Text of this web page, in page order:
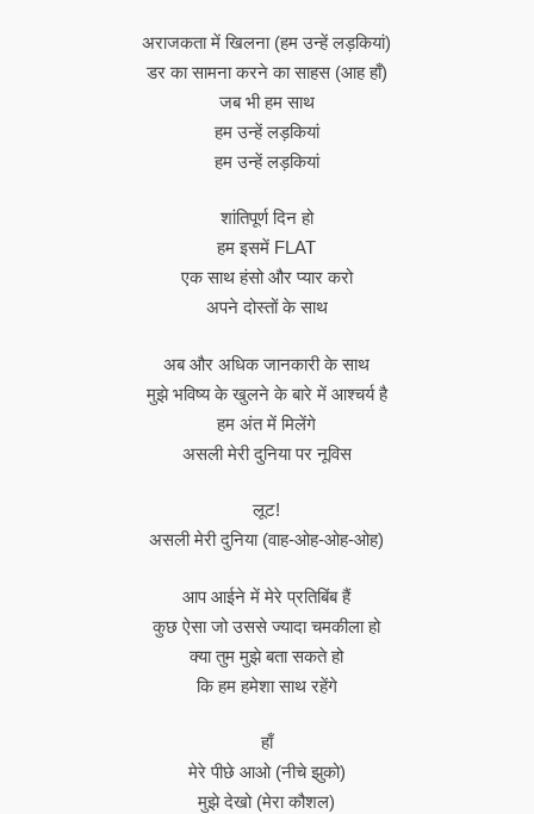
अराजकता में खिलना (हम उन्हें लड़कियां)
डर का सामना करने का साहस (आह हाँ)
जब भी हम साथ
हम उन्हें लड़कियां
हम उन्हें लड़कियां
शांतिपूर्ण दिन हो
हम इसमें FLAT
एक साथ हंसो और प्यार करो
अपने दोस्तों के साथ
अब और अधिक जानकारी के साथ
मुझे भविष्य के खुलने के बारे में आश्चर्य है
हम अंत में मिलेंगे
असली मेरी दुनिया पर नूविस
लूट!
असली मेरी दुनिया (वाह-ओह-ओह-ओह)
आप आईने में मेरे प्रतिबिंब हैं
कुछ ऐसा जो उससे ज्यादा चमकीला हो
क्या तुम मुझे बता सकते हो
कि हम हमेशा साथ रहेंगे
हाँ
मेरे पीछे आओ (नीचे झुको)
मुझे देखो (मेरा कौशल)